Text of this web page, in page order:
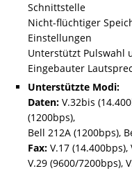
Schnittstelle
Nicht-flüchtiger
Einstellungen
Unterstützt Pulswahl
Eingebauter
Unterstützte Modi:
Daten: V.32bis
(1200bps),
Bell 212A (1200bps),
Fax: V.17
V.29 (9600/7200bps),